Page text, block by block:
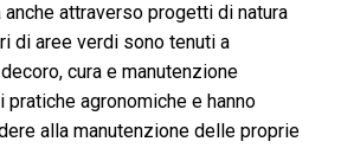
attraverso progetti di natura
di aree verdi sono tenuti a
cura e manutenzione
agronomiche e hanno
alla manutenzione delle proprie